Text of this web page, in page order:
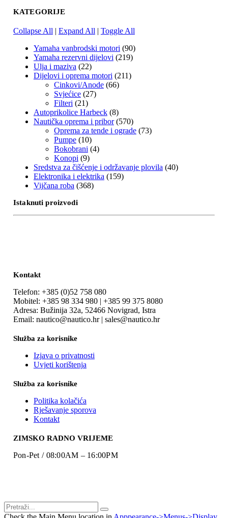
KATEGORIJE
Collapse All | Expand All | Toggle All
Yamaha vanbrodski motori (90)
Yamaha rezervni dijelovi (219)
Ulja i maziva (22)
Dijelovi i oprema motori (211)
Cinkovi/Anode (66)
Svjećice (27)
Filteri (21)
Autoprikolice Harbeck (8)
Nautička oprema i pribor (570)
Oprema za tende i ograde (73)
Pumpe (10)
Bokobrani (4)
Konopi (9)
Sredstva za čišćenje i održavanje plovila (40)
Elektronika i elektrika (159)
Vijčana roba (368)
Istaknuti proizvodi
Kontakt
Telefon: +385 (0)52 758 080
Mobitel: +385 98 334 980 | +385 99 375 8080
Adresa: Bužinija 32a, 52466 Novigrad, Istra
Email: nautico@nautico.hr | sales@nautico.hr
Služba za korisnike
Izjava o privatnosti
Uvjeti korištenja
Služba za korisnike
Politika kolačića
Rješavanje sporova
Kontakt
ZIMSKO RADNO VRIJEME
Pon-Pet / 08:00AM – 16:00PM